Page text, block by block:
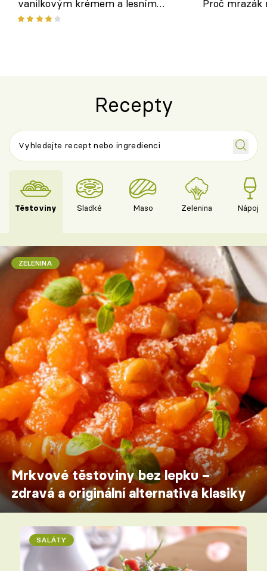
vanilkovým krémem a lesním
ovocem podle Bread Society
Proč
Recepty
Těstoviny Sladké Maso Zelenina Nápoje
ZELENINA
Mrkvové těstoviny bez lepku –
zdravá a originální alternativa klasiky
SALÁTY